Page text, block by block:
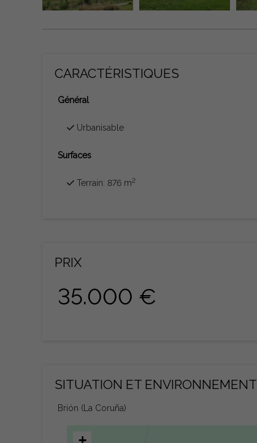
CARACTÉRISTIQUES
Général
Urbanisable
Surfaces
Terrain: 876 m2
PRIX
35.000 €
SITUATION ET ENVIRONNEMENT
Brión (La Coruña)